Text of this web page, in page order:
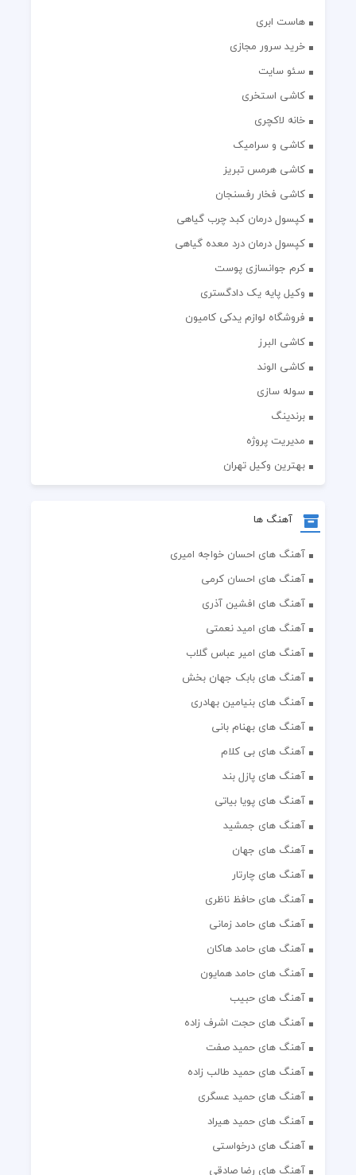
هاست ابری
خرید سرور مجازی
سئو سایت
کاشی استخری
خانه لاکچری
کاشی و سرامیک
کاشی هرمس تبریز
کاشی فخار رفسنجان
کپسول درمان کبد چرب گیاهی
کپسول درمان درد معده گیاهی
کرم جوانسازی پوست
وکیل پایه یک دادگستری
فروشگاه لوازم یدکی کامیون
کاشی البرز
کاشی الوند
سوله سازی
برندینگ
مدیریت پروژه
بهترین وکیل تهران
آهنگ ها
آهنگ های احسان خواجه امیری
آهنگ های احسان کرمی
آهنگ های افشین آذری
آهنگ های امید نعمتی
آهنگ های امیر عباس گلاب
آهنگ های بابک جهان بخش
آهنگ های بنیامین بهادری
آهنگ های بهنام بانی
آهنگ های بی کلام
آهنگ های پازل بند
آهنگ های پویا بیاتی
آهنگ های جمشید
آهنگ های جهان
آهنگ های چارتار
آهنگ های حافظ ناظری
آهنگ های حامد زمانی
آهنگ های حامد هاکان
آهنگ های حامد همایون
آهنگ های حبیب
آهنگ های حجت اشرف زاده
آهنگ های حمید صفت
آهنگ های حمید طالب زاده
آهنگ های حمید عسگری
آهنگ های حمید هیراد
آهنگ های درخواستی
آهنگ های رضا صادقی